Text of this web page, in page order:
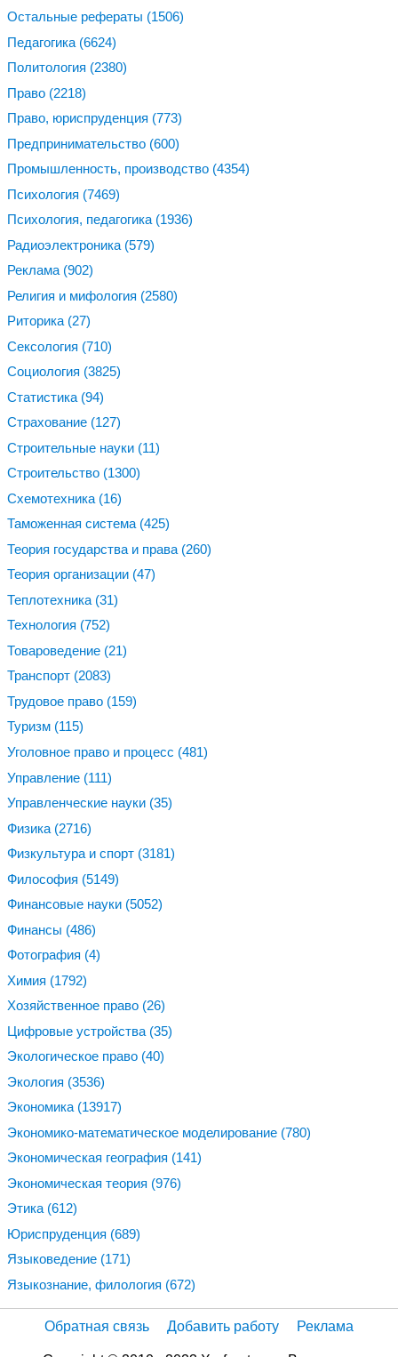
Остальные рефераты (1506)
Педагогика (6624)
Политология (2380)
Право (2218)
Право, юриспруденция (773)
Предпринимательство (600)
Промышленность, производство (4354)
Психология (7469)
Психология, педагогика (1936)
Радиоэлектроника (579)
Реклама (902)
Религия и мифология (2580)
Риторика (27)
Сексология (710)
Социология (3825)
Статистика (94)
Страхование (127)
Строительные науки (11)
Строительство (1300)
Схемотехника (16)
Таможенная система (425)
Теория государства и права (260)
Теория организации (47)
Теплотехника (31)
Технология (752)
Товароведение (21)
Транспорт (2083)
Трудовое право (159)
Туризм (115)
Уголовное право и процесс (481)
Управление (111)
Управленческие науки (35)
Физика (2716)
Физкультура и спорт (3181)
Философия (5149)
Финансовые науки (5052)
Финансы (486)
Фотография (4)
Химия (1792)
Хозяйственное право (26)
Цифровые устройства (35)
Экологическое право (40)
Экология (3536)
Экономика (13917)
Экономико-математическое моделирование (780)
Экономическая география (141)
Экономическая теория (976)
Этика (612)
Юриспруденция (689)
Языковедение (171)
Языкознание, филология (672)
Обратная связь Добавить работу Реклама